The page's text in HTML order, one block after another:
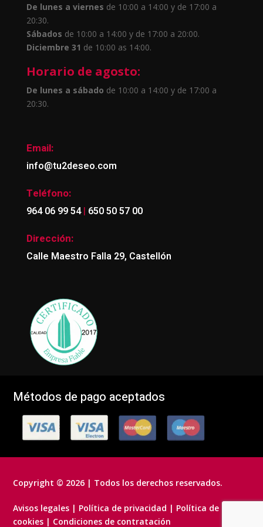
De lunes a viernes de 10:00 a 14:00 y de 17:00 a
20:30.
Sábados de 10:00 a 14:00 y de 17:00 a 20:00.
Diciembre 31 de 10:00 as 14:00.
Horario de agosto:
De lunes a sábado de 10:00 a 14:00 y de 17:00 a
20:30.
Email:
info@tu2deseo.com
Teléfono:
964 06 99 54| 650 50 57 00
Dirección:
Calle Maestro Falla 29, Castellón
Métodos de pago aceptados
Copyright © 2026 | Todos los derechos reservados.
Avisos legales | Política de privacidad | Política de
cookies | Condiciones de contratación